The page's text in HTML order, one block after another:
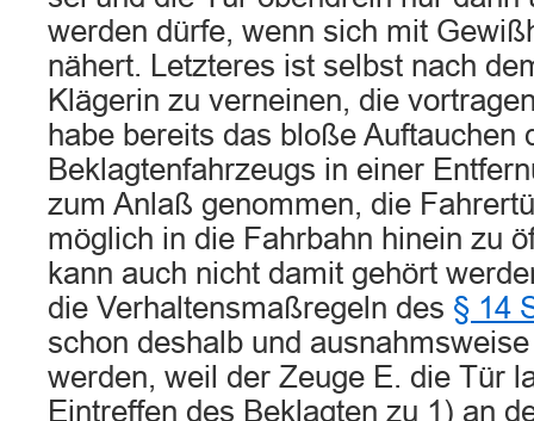
werden dürfe, wenn sich mit
nähert. Letzteres ist selbst nach
Klägerin zu verneinen, die
habe bereits das bloße Auftauchen
Beklagtenfahrzeugs in einer
zum Anlaß genommen, die
möglich in die Fahrbahn hinein zu
kann auch nicht damit gehört
die Verhaltensmaßregeln des § 14
schon deshalb und
werden, weil der Zeuge E. die Tür
Eintreffen des Beklagten zu 1) an